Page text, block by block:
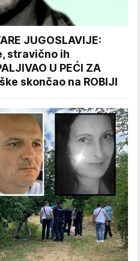
JUGOSLAVIJE:
stravično ih
U PEĆI ZA
skončao na ROBIJI